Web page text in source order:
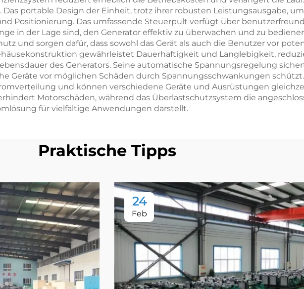
portable Design der Einheit, trotz ihrer robusten Leistungsausgabe,
Positionierung. Das umfassende Steuerpult verfügt über
in der Lage sind, den Generator effektiv zu überwachen und zu
und sorgen dafür, dass sowohl das Gerät als auch die Benutzer vor
gewährleistet Dauerhaftigkeit und Langlebigkeit,
des Generators. Seine automatische Spannungsregelung
Geräte vor möglichen Schäden durch Spannungsschwankungen
und können verschiedene Geräte und Ausrüstungen
Motorschäden, während das Überlastschutzsystem die
für vielfältige Anwendungen darstellt.
Praktische Tipps
24
Feb